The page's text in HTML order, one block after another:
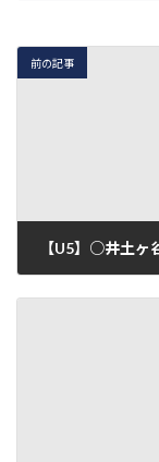
前の記事
【U5】○井土ヶ